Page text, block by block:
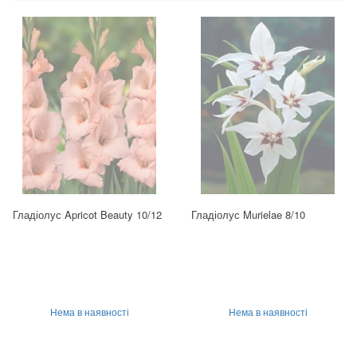
Гладіолус Apricot Beauty 10/12
Нема в наявності
Гладіолус Murielae 8/10
Нема в наявності